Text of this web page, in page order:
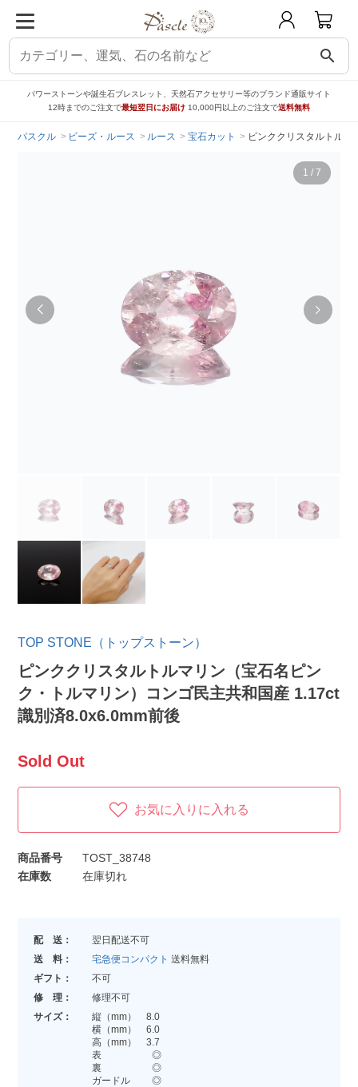
search
パワーストーンや誕生石ブレスレット、天然石アクセサリー等のブランド通販サイト
12時までのご注文で最短翌日にお届け 10,000円以上のご注文で送料無料
パスクル ビーズ・ルース ルース 宝石カット ピンククリスタルトル
1 / 7
TOP STONE（トップストーン）
ピンククリスタルトルマリン（宝石名ピン
ク・トルマリン）コンゴ民主共和国産 1.17ct
識別済8.0x6.0mm前後
Sold Out
お気に入りに入れる
商品番号
TOST_38748
在庫数
在庫切れ
配 送：
翌日配送不可
送 料：
宅急便コンパクト 送料無料
ギフト：
不可
修 理：
修理不可
サイズ：
縦（mm） 8.0
横（mm） 6.0
高（mm） 3.7
表 ◎
裏 ◎
ガードル ◎